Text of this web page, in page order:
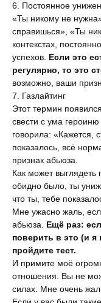
6. Постоянное
«Ты никому не
справишься», «Ты
контекстах,
успехов. Если это
регулярно, то это
возможно, ваши
7. Газлайтинг
Этот термин
свести с ума
говорила: «Кажется,
показалось, всё
признак абьюза.
Как может выглядеть
обидно было, ты
что ты, тебе
Мне ужасно жаль,
абьюза. Ещё раз:
поверить в это (и
пройдите тест.
И примите моё
отношения. Вы не
силах. Мне очень